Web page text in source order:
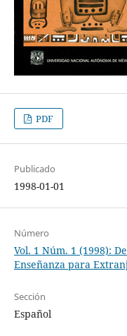
PDF
Publicado
1998-01-01
Número
Vol. 1 Núm. 1 (1998):
Enseñanza para
Sección
Español